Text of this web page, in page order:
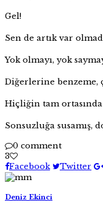
Gel!
Sen de artık var
Yok olmayı, yok
Diğerlerine benzeme,
Hiçliğin tam ortasında
Sonsuzluğa susamış,
0 comment
3
Facebook
Twitter
Deniz Ekinci